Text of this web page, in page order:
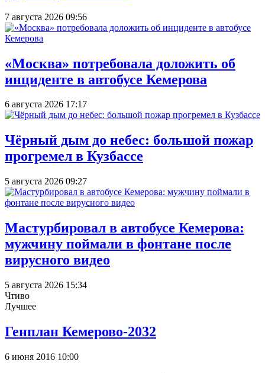
7 августа 2026 09:56
«Москва» потребовала доложить об
инциденте в автобусе Кемерова
6 августа 2026 17:17
Чёрный дым до небес: большой пожар
прогремел в Кузбассе
5 августа 2026 09:27
Мастурбировал в автобусе Кемерова:
мужчину поймали в фонтане после
вирусного видео
5 августа 2026 15:34
Чтиво
Лучшее
Генплан Кемерово-2032
6 июня 2016 10:00